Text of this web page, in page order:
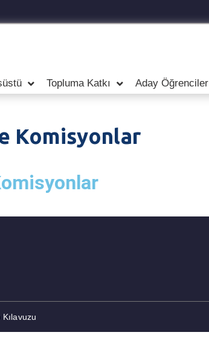
Topluma Katkı Aday Öğrenciler
Komisyonlar